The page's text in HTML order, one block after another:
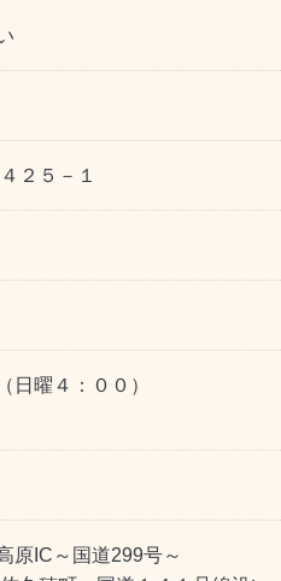
２５－１
日曜４：００）
原IC～国道299号～